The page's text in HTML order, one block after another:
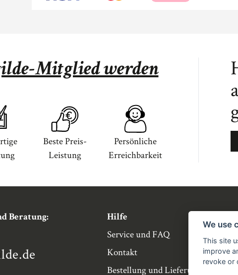
Mitglied werden
Beste Preis-
Leistung
Persönliche
Erreichbarkeit
Beratung:
Hilfe
Service und FAQ
Kontakt
Bestellung und Lieferung
We use
This site
improve
revoke or